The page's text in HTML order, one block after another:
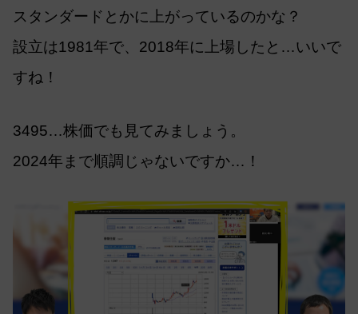
スタンダードとかに上がっているのかな？
設立は1981年で、2018年に上場したと…いいで
すね！
3495…株価でも見てみましょう。
2024年まで順調じゃないですか…！